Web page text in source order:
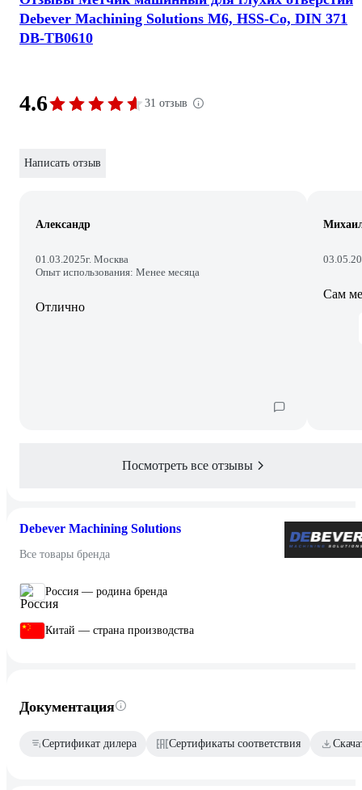
Debever Machining Solutions M6, HSS-Co, DIN 371
DB-TB0610
4.6 31 отзыв
Написать отзыв
Александр
01.03.2025г. Москва
Опыт использования: Менее месяца
Отлично
Сам
Посмотреть все отзывы
Debever Machining Solutions
Все товары бренда
Россия — родина бренда
Китай — страна производства
Документация
Сертификат дилера Сертификаты соответствия